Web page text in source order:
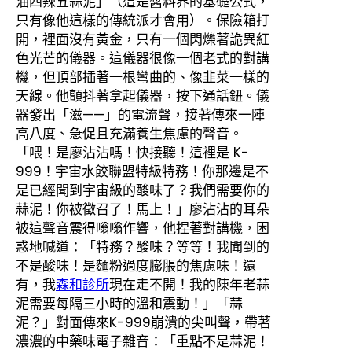
只有像他這樣的傳統派才會用）。保險箱打
開，裡面沒有黃金，只有一個閃爍著詭異紅
色光芒的儀器。這儀器很像一個老式的對講
機，但頂部插著一根彎曲的、像韭菜一樣的
天線。他顫抖著拿起儀器，按下通話鈕。儀
器發出「滋——」的電流聲，接著傳來一陣
高八度、急促且充滿養生焦慮的聲音。
「喂！是廖沾沾嗎！快接聽！這裡是 K-
999！宇宙水餃聯盟特級特務！你那邊是不
是已經聞到宇宙級的酸味了？我們需要你的
蒜泥！你被徵召了！馬上！」廖沾沾的耳朵
被這聲音震得嗡嗡作響，他捏著對講機，困
惑地喊道：「特務？酸味？等等！我聞到的
不是酸味！是麵粉過度膨脹的焦慮味！還
有，我森和診所現在走不開！我的陳年老蒜
泥需要每隔三小時的溫和震動！」「蒜
泥？」對面傳來K-999崩潰的尖叫聲，帶著
濃濃的中藥味電子雜音：「重點不是蒜泥！